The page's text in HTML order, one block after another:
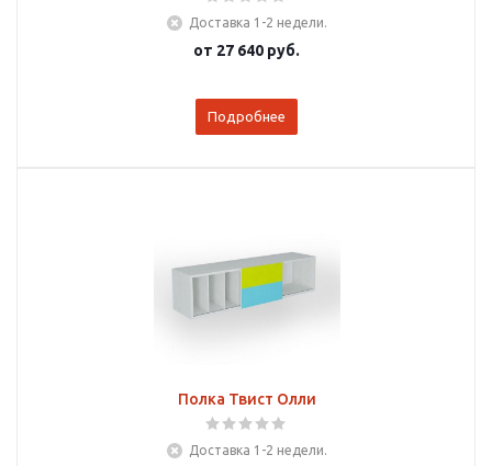
Доставка 1-2 недели.
от 27 640 руб.
Подробнее
Полка Твист Олли
Доставка 1-2 недели.